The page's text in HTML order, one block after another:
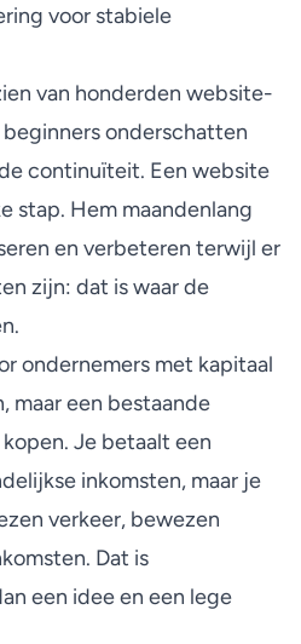
voor stabiele
van honderden website-
onderschatten
continuïteit. Een website
stap. Hem maandenlang
en verbeteren terwijl er
zijn: dat is waar de
ondernemers met kapitaal
maar een bestaande
. Je betaalt een
inkomsten, maar je
verkeer, bewezen
Dat is
een idee en een lege